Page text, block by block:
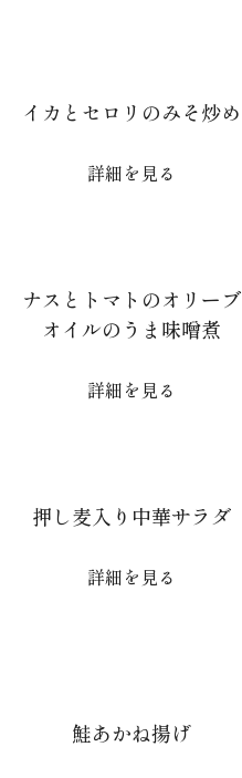
イカとセロリのみそ炒め
詳細を見る
ナスとトマトのオリーブ
オイルのうま味噌煮
詳細を見る
押し麦入り中華サラダ
詳細を見る
鮭あかね揚げ